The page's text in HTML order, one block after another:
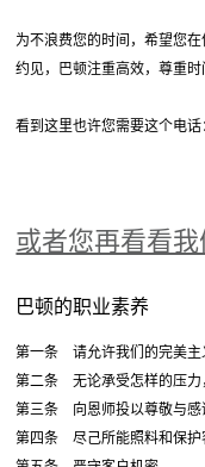
为不浪费您的时间，希望您
约见，巴顿注重高效，尊重
看到这里也许您需要这个电
或者您再看看
巴顿的职业素养
第一条 请允许我们的完美主
第二条 无论承受怎样的压力
第三条 向恩师投以尊敬与感
第四条 尽己所能照料和保护